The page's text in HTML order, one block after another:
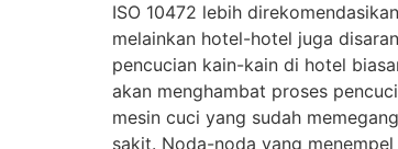
ISO 10472 lebih
melainkan hotel-hotel juga
pencucian kain-kain di hotel
akan menghambat proses
mesin cuci yang sudah
sakit. Noda-noda yang